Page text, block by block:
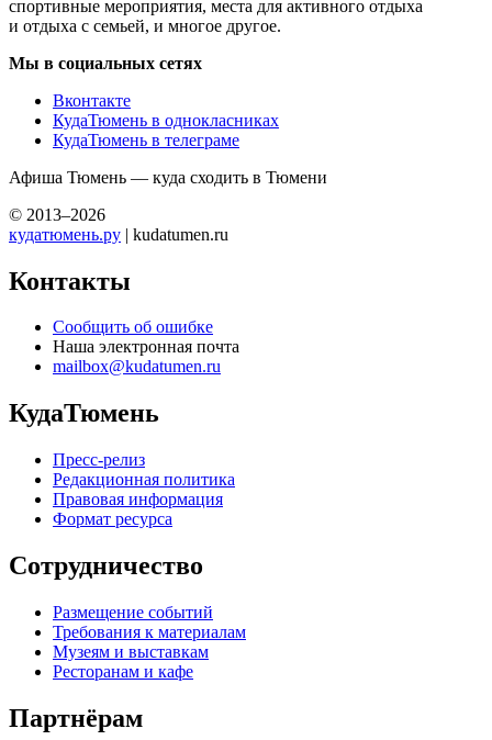
спортивные мероприятия, места для активного отдыха
и отдыха с семьей, и многое другое.
Мы в социальных сетях
Вконтакте
КудаТюмень в однокласниках
КудаТюмень в телеграме
Афиша Тюмень — куда сходить в Тюмени
© 2013–2026
кудатюмень.ру | kudatumen.ru
Контакты
Сообщить об ошибке
Наша электронная почта
mailbox@kudatumen.ru
КудаТюмень
Пресс-релиз
Редакционная политика
Правовая информация
Формат ресурса
Сотрудничество
Размещение событий
Требования к материалам
Музеям и выставкам
Ресторанам и кафе
Партнёрам